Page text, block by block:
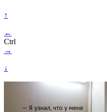
↑
←
Ctrl
→
↓